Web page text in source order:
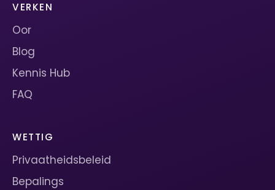
VERKEN
Oor
Blog
Kennis Hub
FAQ
WETTIG
Privaatheidsbeleid
Bepalings